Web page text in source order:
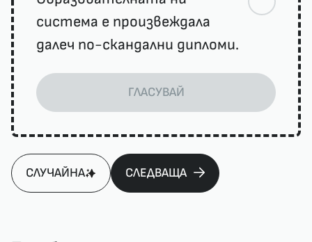
система е произвеждала
далеч по-скандални дипломи.
ГЛАСУВАЙ
СЛУЧАЙНА СЛЕДВАЩА